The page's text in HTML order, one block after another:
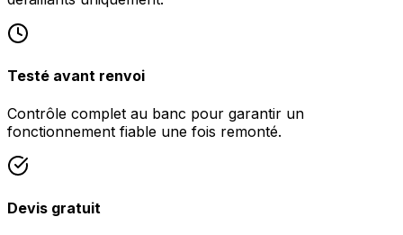
Testé avant renvoi
Contrôle complet au banc pour garantir un
fonctionnement fiable une fois remonté.
Devis gratuit